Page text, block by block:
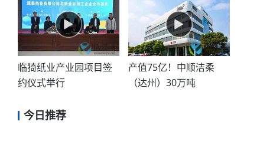
临猗纸业产业园项目签
约仪式举行
产值75亿！中顺洁柔
（达州）30万吨
今日推荐